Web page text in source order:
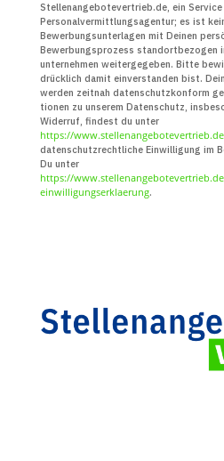
Stellenangebotevertrieb.de, ein
Personal­vermittlungs­agentur; es ist
Bewerbungs­unter­lagen mit Deinen
Bewerbungs­prozess standort­bezogen
unter­nehmen weiter­gegeben. Bitte
drücklich damit ein­verstanden bist.
werden zeitnah daten­schutz­konform
tionen zu unserem Daten­schutz,
Widerruf, findest du unter
https://
daten­schutz­recht­liche Ein­willigung im
Du unter
https://
einwilligungserklaerung.